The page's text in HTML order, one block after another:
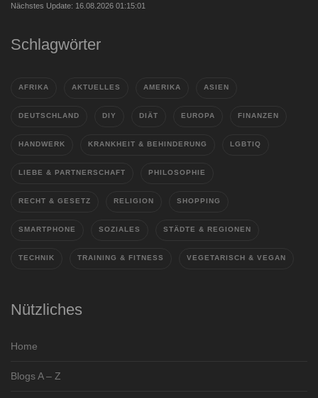
Nächstes Update: 16.08.2026 01:15:01
Schlagwörter
AFRIKA AKTUELLES AMERIKA ASIEN
DEUTSCHLAND DIY DIÄT EUROPA FINANZEN
HANDWERK KRANKHEIT & BEHINDERUNG LGBTIQ
LIEBE & PARTNERSCHAFT PHILOSOPHIE
RECHT & GESETZ RELIGION SHOPPING
SMARTPHONE SOZIALES STÄDTE & REGIONEN
TECHNIK TRAINING & FITNESS VEGETARISCH & VEGAN
Nützliches
Home
Blogs A – Z